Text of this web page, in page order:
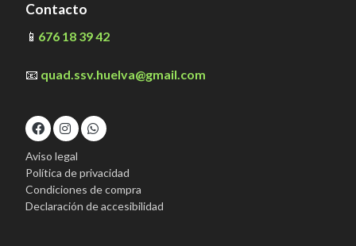
Contacto
📱 676 18 39 42
📧 quad.ssv.huelva@gmail.com
Aviso legal
Política de privacidad
Condiciones de compra
Declaración de accesibilidad